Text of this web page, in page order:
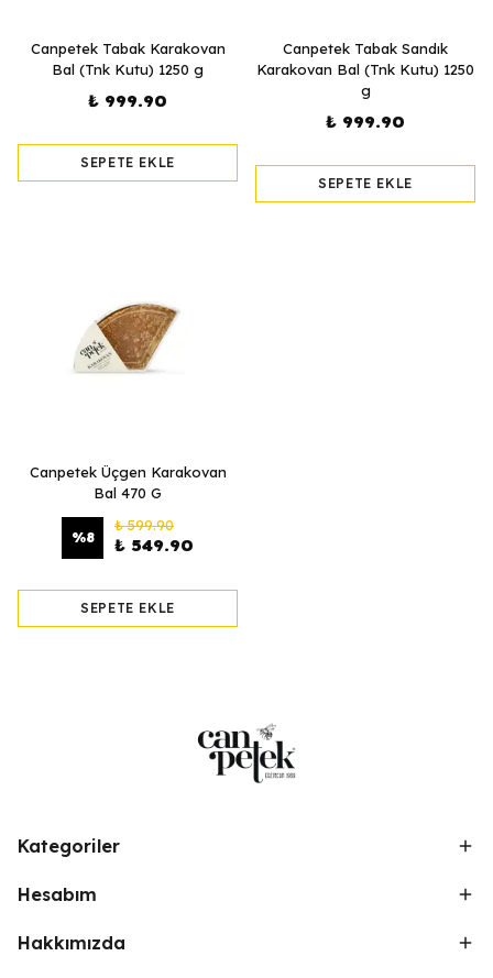
Canpetek Tabak Karakovan
Bal (Tnk Kutu) 1250 g
₺ 999.90
SEPETE EKLE
Canpetek Tabak Sandık
Karakovan Bal (Tnk Kutu) 1250
g
₺ 999.90
SEPETE EKLE
Canpetek Üçgen Karakovan
Bal 470 G
%8
₺ 599.90
₺ 549.90
SEPETE EKLE
Kategoriler
Hesabım
Hakkımızda